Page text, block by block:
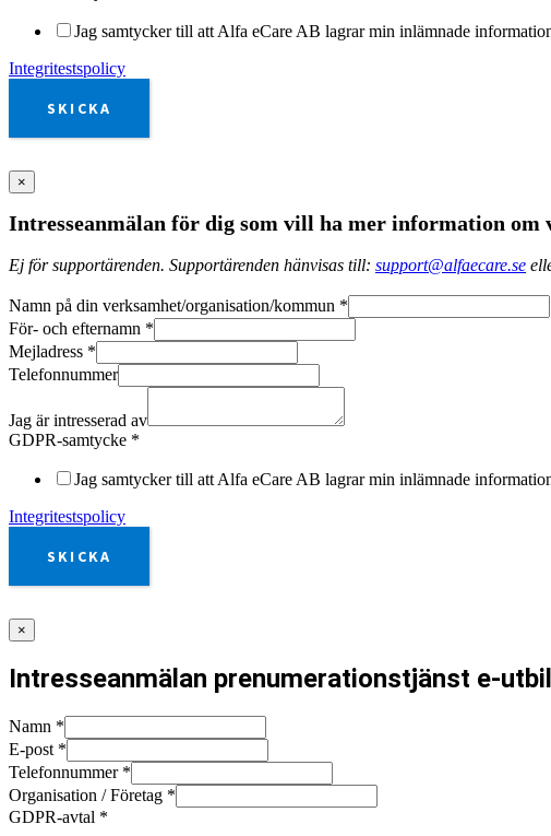
Jag samtycker till att Alfa eCare AB lagrar min inlämnade
Integritestspolicy
SKICKA
×
Intresseanmälan för dig som vill ha mer information om
Ej för supportärenden. Supportärenden hänvisas till: support@alfaecare.se
Namn på din verksamhet/organisation/kommun *
För- och efternamn *
Mejladress *
Telefonnummer
Jag är intresserad av
GDPR-samtycke *
Jag samtycker till att Alfa eCare AB lagrar min inlämnade
Integritestspolicy
SKICKA
×
Intresseanmälan prenumerationstjänst e-
Namn *
E-post *
Telefonnummer *
Organisation / Företag *
GDPR-avtal *